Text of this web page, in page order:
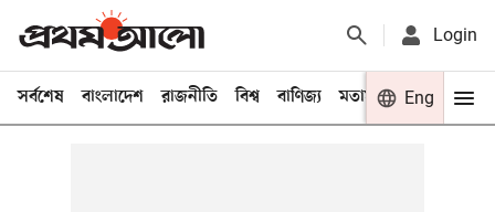
Login
সর্বশেষ বাংলাদেশ রাজনীতি বিশ্ব বাণিজ্য মতামত খেলা
Eng